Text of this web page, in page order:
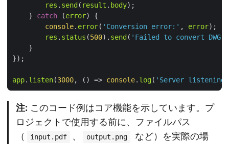
res . send ( result . body
    }
catch (error
console. error( 'Conversion error:' , error
res . status (500). send ( 'Failed to convert DWG
app. listen(3000, () => console. log( 'Server listening
注: このコード例はコア機能を示しています。プ
ロジェクトで使用する前に、ファイルパス
（
input.pdf 、 output.png
など）を実際の場